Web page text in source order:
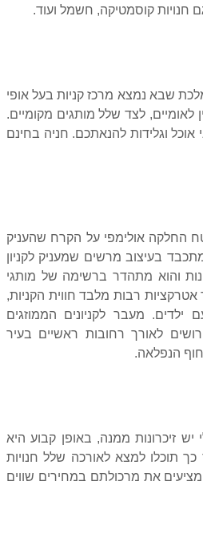
חנויות קוסמטיקה, חשמל ועוד.
שבא נמצא מרכז קניות בעל אופי
לאומיים, לצד שלל מותגים מקומיים.
אוכל וגלידות להנאתכם. חניה בחינם
החלקה אולימפי על הקרח שהעניק
בעיצוב מרשים שמעניק לקניון
והוא מתהדר ברשימה של מותגי
אטרקציות רבות מלבד חווית הקניות,
מעבר לקניונים הממוזגים
לאורך רחובות ראשיים בעיר
הנפלאה.
זיכרונות ממנה, באופן קבוע היא
תוכלו למצא לאורכה שלל חנויות
את מרכולתם במחירים שווים